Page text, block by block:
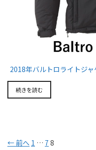
2018年バルトロライトジ
続きを読む
← 前へ 1 … 7 8